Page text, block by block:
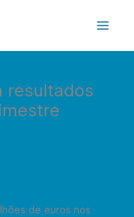
resultados
de euros nos